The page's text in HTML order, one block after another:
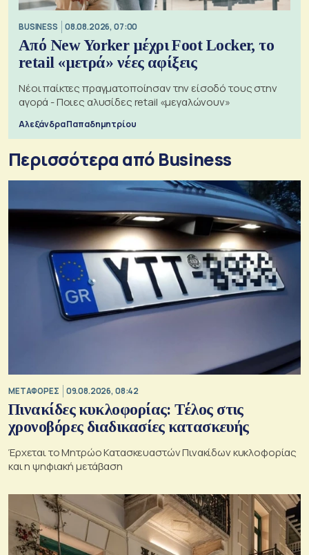
BUSINESS 08.08.2026, 07:00
Από New Yorker μέχρι Foot Locker, το
retail «μετρά» νέες αφίξεις
Νέοι παίκτες πραγματοποίησαν την είσοδό τους στην
αγορά - Ποιες αλυσίδες retail «μεγαλώνουν»
Αλεξάνδρα Παπαδημητρίου
Περισσότερα από Business
ΜΕΤΑΦΟΡΕΣ 09.08.2026, 08:42
Πινακίδες κυκλοφορίας: Τέλος στις
χρονοβόρες διαδικασίες κατασκευής
Έρχεται το Μητρώο Κατασκευαστών Πινακίδων κυκλοφορίας
και η ψηφιακή μετάβαση